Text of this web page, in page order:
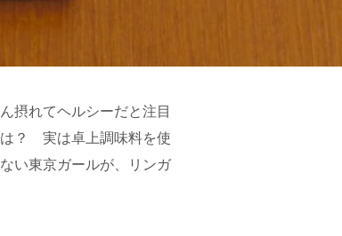
摂れてヘルシーだと注目
は？ 実は卓上調味料を使
い東京ガールが、リンガ